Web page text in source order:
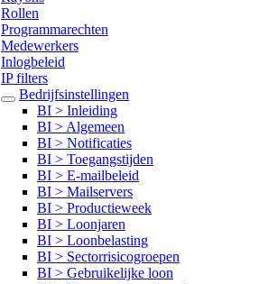
Rollen
Programmarechten
Medewerkers
Inlogbeleid
IP filters
Bedrijfsinstellingen
BI > Inleiding
BI > Algemeen
BI > Notificaties
BI > Toegangstijden
BI > E-mailbeleid
BI > Mailservers
BI > Productieweek
BI > Loonjaren
BI > Loonbelasting
BI > Sectorrisicogroepen
BI > Gebruikelijke loon